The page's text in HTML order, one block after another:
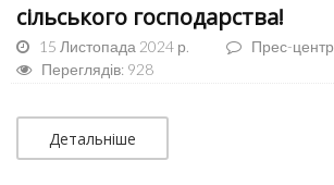
сільського господарства!
15 Листопада 2024 р.
Прес-центр
Переглядів: 928
Детальніше